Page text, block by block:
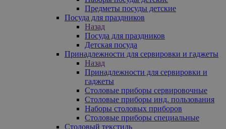
Предметы посуды детские
Посуда для праздников
Назад
Посуда для праздников
Детская посуда
Принадлежности для сервировки и гаджеты
Назад
Принадлежности для сервировки и
гаджеты
Столовые приборы сервировочные
Столовые приборы инд. пользования
Наборы столовых приборов
Столовые приборы специальные
Столовый текстиль